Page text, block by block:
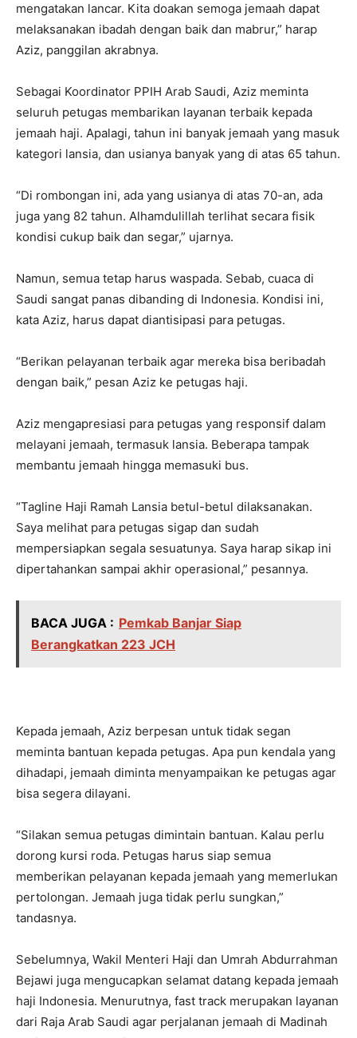
mengatakan lancar. Kita doakan semoga jemaah dapat
melaksanakan ibadah dengan baik dan mabrur,” harap
Aziz, panggilan akrabnya.
Sebagai Koordinator PPIH Arab Saudi, Aziz meminta
seluruh petugas membarikan layanan terbaik kepada
jemaah haji. Apalagi, tahun ini banyak jemaah yang masuk
kategori lansia, dan usianya banyak yang di atas 65 tahun.
“Di rombongan ini, ada yang usianya di atas 70-an, ada
juga yang 82 tahun. Alhamdulillah terlihat secara fisik
kondisi cukup baik dan segar,” ujarnya.
Namun, semua tetap harus waspada. Sebab, cuaca di
Saudi sangat panas dibanding di Indonesia. Kondisi ini,
kata Aziz, harus dapat diantisipasi para petugas.
“Berikan pelayanan terbaik agar mereka bisa beribadah
dengan baik,” pesan Aziz ke petugas haji.
Aziz mengapresiasi para petugas yang responsif dalam
melayani jemaah, termasuk lansia. Beberapa tampak
membantu jemaah hingga memasuki bus.
“Tagline Haji Ramah Lansia betul-betul dilaksanakan.
Saya melihat para petugas sigap dan sudah
mempersiapkan segala sesuatunya. Saya harap sikap ini
dipertahankan sampai akhir operasional,” pesannya.
BACA JUGA : Pemkab Banjar Siap
Berangkatkan 223 JCH
Kepada jemaah, Aziz berpesan untuk tidak segan
meminta bantuan kepada petugas. Apa pun kendala yang
dihadapi, jemaah diminta menyampaikan ke petugas agar
bisa segera dilayani.
“Silakan semua petugas dimintain bantuan. Kalau perlu
dorong kursi roda. Petugas harus siap semua
memberikan pelayanan kepada jemaah yang memerlukan
pertolongan. Jemaah juga tidak perlu sungkan,”
tandasnya.
Sebelumnya, Wakil Menteri Haji dan Umrah Abdurrahman
Bejawi juga mengucapkan selamat datang kepada jemaah
haji Indonesia. Menurutnya, fast track merupakan layanan
dari Raja Arab Saudi agar perjalanan jemaah di Madinah